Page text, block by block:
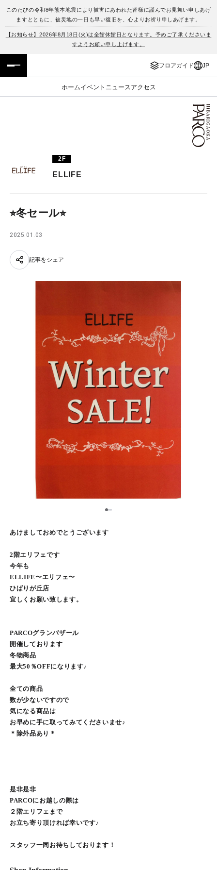
このたびの令和8年熊本地震により被害にあわれた皆様に謹んでお見舞い申しあげ
ますとともに、被災地の一日も早い復旧を、心よりお祈り申しあげます。
【お知らせ】2026年8月18日(火)は全館休館日となります。予めご了承くださいま
すようお願い申し上げます。
フロアガイド JP
ホームイベント ニュース アクセス
フロアガイド
イベント・ポップアップ
ニュース
PARCOメンバーズ
ENGLISH
簡体字
한국어
2F
ELLIFE
⭐︎冬セール⭐︎
2025.01.03
記事をシェア
12
あけましておめでとうございます
2階エリフェです
今年も
ELLIFE〜エリフェ〜
ひばりが丘店
宜しくお願い致します。
PARCOグランバザール
開催しております
冬物商品
最大50％OFFになります♪
全ての商品
数が少ないですので
気になる商品は
お早めに手に取ってみてくださいませ♪
＊除外品あり＊
是非是非
PARCOにお越しの際は
２階エリフェまで
お立ち寄り頂ければ幸いです♪
スタッフ一同お待ちしております！